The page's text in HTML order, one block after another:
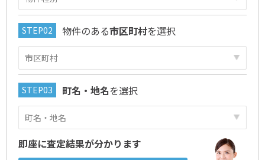
物件のある市区町村を選択
町名・地名を選択
即座に査定結果が分かります